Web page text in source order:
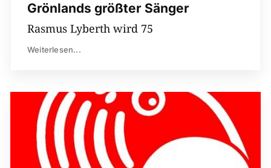
Grönlands größter Sänger
Rasmus Lyberth wird 75
Weiterlesen...